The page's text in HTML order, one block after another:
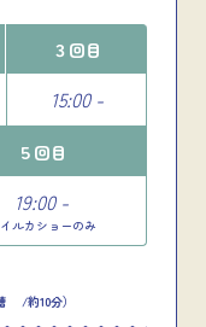
３回目
15:00 -
５回目
19:00 -
ルカショーのみ
/約10分）